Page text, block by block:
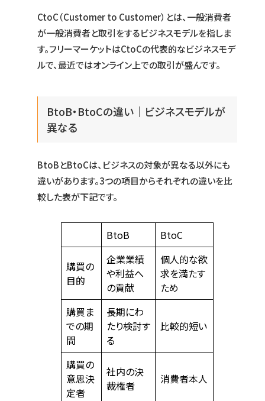
CtoC（Customer to Customer）とは、一般消費者
が一般消費者と取引をするビジネスモデルを指しま
す。フリーマーケットはCtoCの代表的なビジネスモデ
ルで、最近ではオンライン上での取引が盛んです。
BtoB・BtoCの違い｜ビジネスモデルが
異なる
BtoBとBtoCは、ビジネスの対象が異なる以外にも
違いがあります。3つの項目からそれぞれの違いを比
較した表が下記です。
BtoB BtoC
購買の
目的
企業業績
や利益へ
の貢献
個人的な欲
求を満たす
ため
購買ま
での期
間
長期にわ
たり検討す
る
比較的短い
購買の
意思決
定者
社内の決
裁権者
消費者本人